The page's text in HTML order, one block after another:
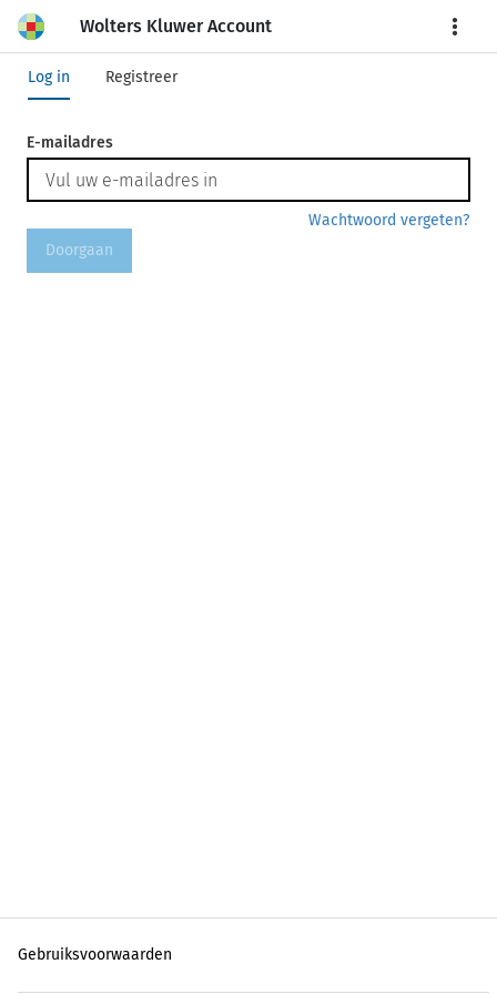
Wolters Kluwer Account More
Log in Registreer
E-mailadres
Wachtwoord vergeten?
Doorgaan
Gebruiksvoorwaarden